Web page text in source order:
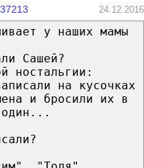
24.12.2016
у наших мамы
Сашей?
ностальгии:
на кусочках
и бросили их в
один...